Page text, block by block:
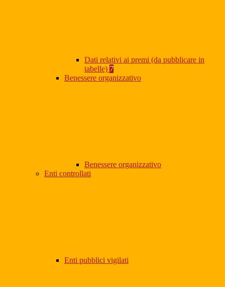
Dati relativi ai premi (da pubblicare in
tabelle) 7
Benessere organizzativo
Benessere organizzativo
Enti controllati
Enti pubblici vigilati